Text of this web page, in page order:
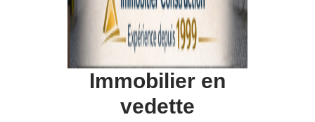
Immobilier en
vedette